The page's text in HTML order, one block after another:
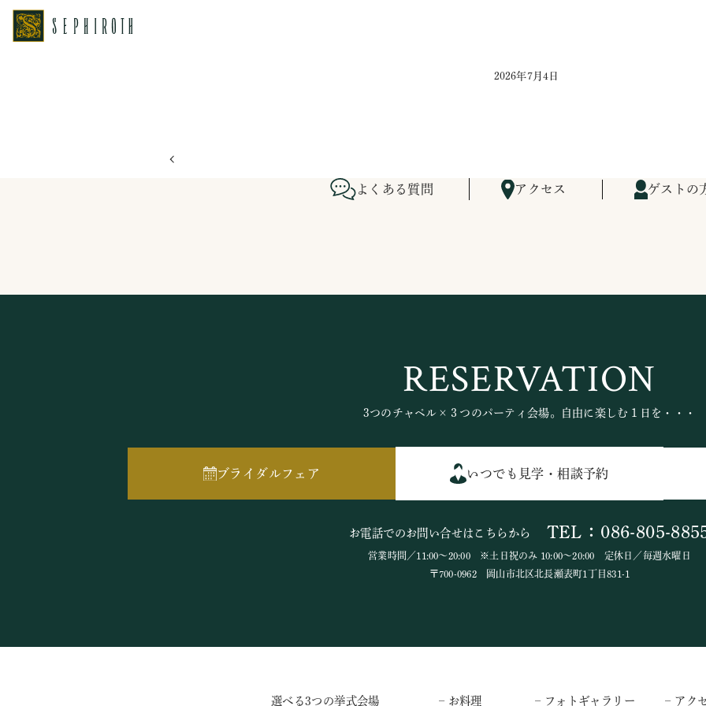
2026年7月4日
よくある質問 アクセス ゲストの
RESERVATION
3つのチャペル×３つのパーティ会場。自由に楽しむ１日を・・・
ブライダルフェア いつでも見学・相談予約
お電話でのお問い合せはこちらから TEL：086-805-
営業時間／11:00～20:00 ※土日祝のみ 10:00～20:00 定休日／毎週水曜日
〒700-0962 岡山市北区北長瀬表町1丁目831-1
選べる3つの挙式会場 – お料理 – フォトギャラリー – アク